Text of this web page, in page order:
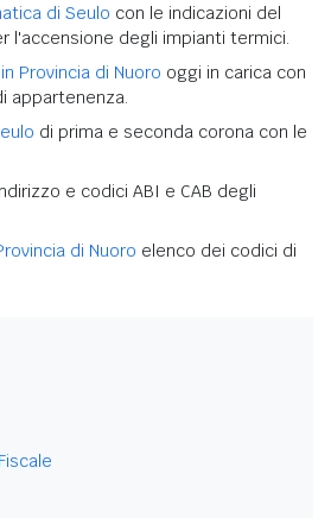
di Seulo con le indicazioni del
l'accensione degli impianti termici.
Provincia di Nuoro oggi in carica con
appartenenza.
di prima e seconda corona con le
e codici ABI e CAB degli
di Nuoro elenco dei codici di